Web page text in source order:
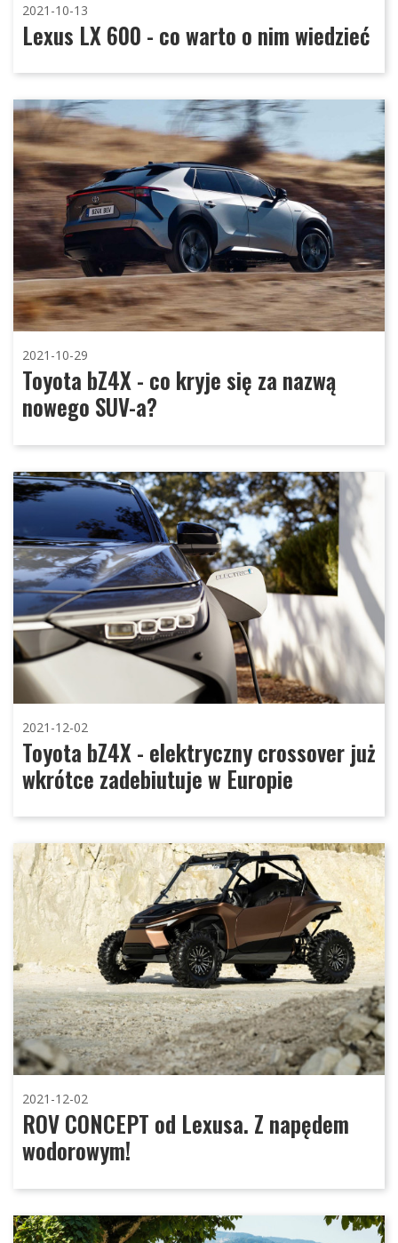
2021-10-13
Lexus LX 600 - co warto o nim wiedzieć
2021-10-29
Toyota bZ4X - co kryje się za nazwą
nowego SUV-a?
2021-12-02
Toyota bZ4X - elektryczny crossover już
wkrótce zadebiutuje w Europie
2021-12-02
ROV CONCEPT od Lexusa. Z napędem
wodorowym!